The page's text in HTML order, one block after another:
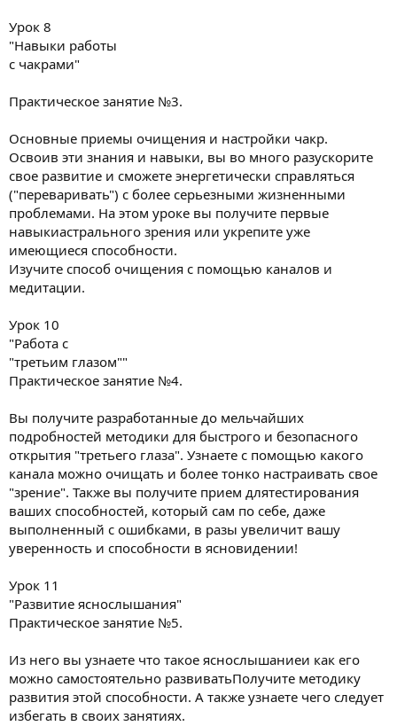
Урок 8
"Навыки работы
с чакрами"
Практическое занятие №3.
Основные приемы очищения и настройки чакр.
Освоив эти знания и навыки, вы во много разускорите
свое развитие и сможете энергетически справляться
("переваривать") с более серьезными жизненными
проблемами. На этом уроке вы получите первые
навыкиастрального зрения или укрепите уже
имеющиеся способности.
Изучите способ очищения с помощью каналов и
медитации.
Урок 10
"Работа с
"третьим глазом""
Практическое занятие №4.
Вы получите разработанные до мельчайших
подробностей методики для быстрого и безопасного
открытия "третьего глаза". Узнаете с помощью какого
канала можно очищать и более тонко настраивать свое
"зрение". Также вы получите прием длятестирования
ваших способностей, который сам по себе, даже
выполненный с ошибками, в разы увеличит вашу
уверенность и способности в ясновидении!
Урок 11
"Развитие яснослышания"
Практическое занятие №5.
Из него вы узнаете что такое яснослышаниеи как его
можно самостоятельно развиватьПолучите методику
развития этой способности. А также узнаете чего следует
избегать в своих занятиях.